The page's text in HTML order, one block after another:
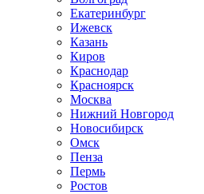
Екатеринбург
Ижевск
Казань
Киров
Краснодар
Красноярск
Москва
Нижний Новгород
Новосибирск
Омск
Пенза
Пермь
Ростов